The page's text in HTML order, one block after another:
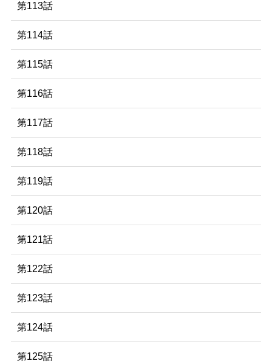
第113話
第114話
第115話
第116話
第117話
第118話
第119話
第120話
第121話
第122話
第123話
第124話
第125話